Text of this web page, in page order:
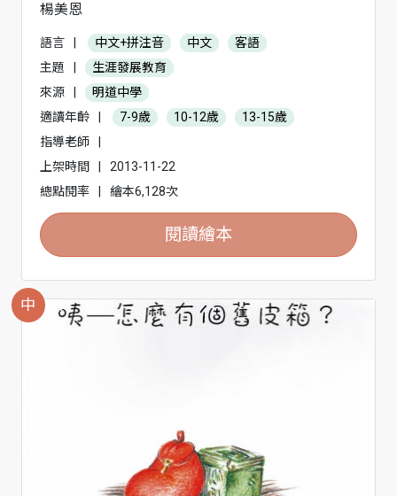
楊美恩
語言 中文+拼注音 中文
客語
主題
生涯發展教育
來源
明道中學
適讀年齡
7-9歲 10-12歲
13-15歲
指導老師
上架時間
2013-11-22
總點閱率
繪本6,128次
閱讀繪本
中